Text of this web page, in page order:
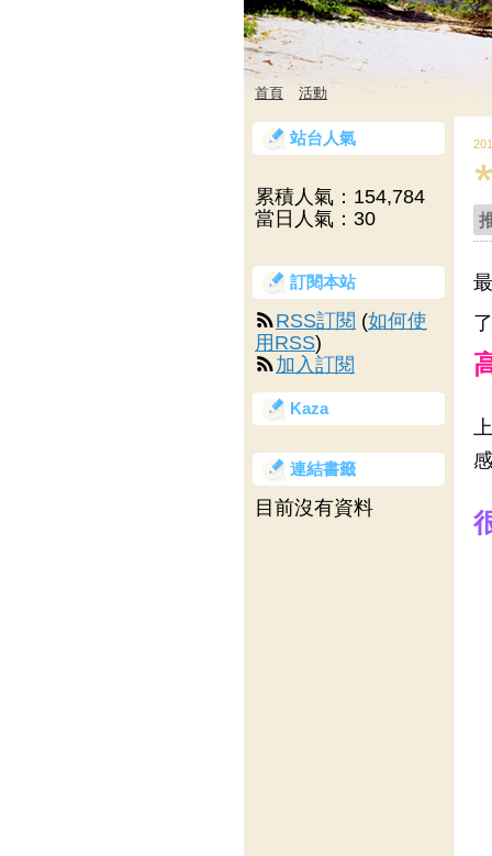
首頁 活動
站台人氣
累積人氣： 154,784
當日人氣： 30
訂閱本站
RSS訂閱 (如何使
用RSS)
加入訂閱
Kaza
連結書籤
目前沒有資料